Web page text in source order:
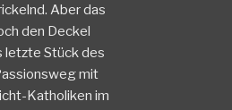
Aber das
den Deckel
letzte Stück des
mit
Katholiken im